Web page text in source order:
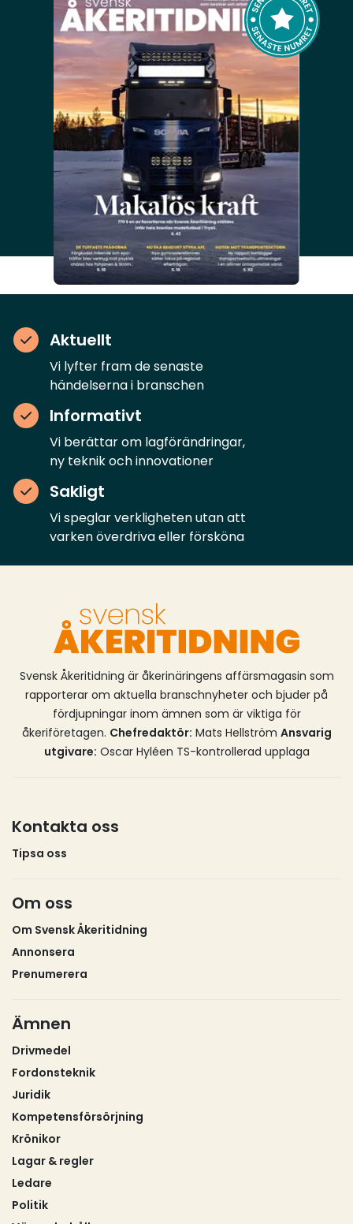
Aktuellt
Vi lyfter fram de senaste
händelserna i branschen
Informativt
Vi berättar om lagförändringar,
ny teknik och innovationer
Sakligt
Vi speglar verkligheten utan att
varken överdriva eller försköna
Svensk Åkeritidning är åkerinäringens affärsmagasin som
rapporterar om aktuella branschnyheter och bjuder på
fördjupningar inom ämnen som är viktiga för
åkeriföretagen. Chefredaktör: Mats Hellström Ansvarig
utgivare: Oscar Hyléen TS-kontrollerad upplaga
Kontakta oss
Tipsa oss
Om oss
Om Svensk Åkeritidning
Annonsera
Prenumerera
Ämnen
Drivmedel
Fordonsteknik
Juridik
Kompetensförsörjning
Krönikor
Lagar & regler
Ledare
Politik